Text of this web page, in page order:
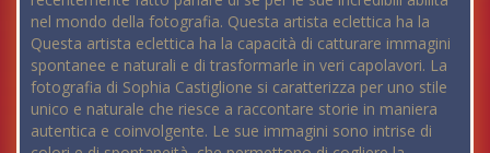
nel mondo della fotografia. Questa artista eclettica ha la
Questa artista eclettica ha la capacità di catturare immagini
spontanee e naturali e di trasformarle in veri capolavori. La
fotografia di Sophia Castiglione si caratterizza per uno stile
unico e naturale che riesce a raccontare storie in maniera
autentica e coinvolgente. Le sue immagini sono intrise di